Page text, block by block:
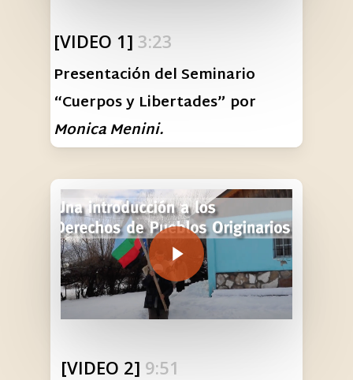
[VIDEO 1]3:23
Presentación del Seminario
“Cuerpos y Libertades” por
Monica Menini.
Play Video
[VIDEO 2] 9:51